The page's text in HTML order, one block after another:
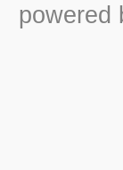
powered